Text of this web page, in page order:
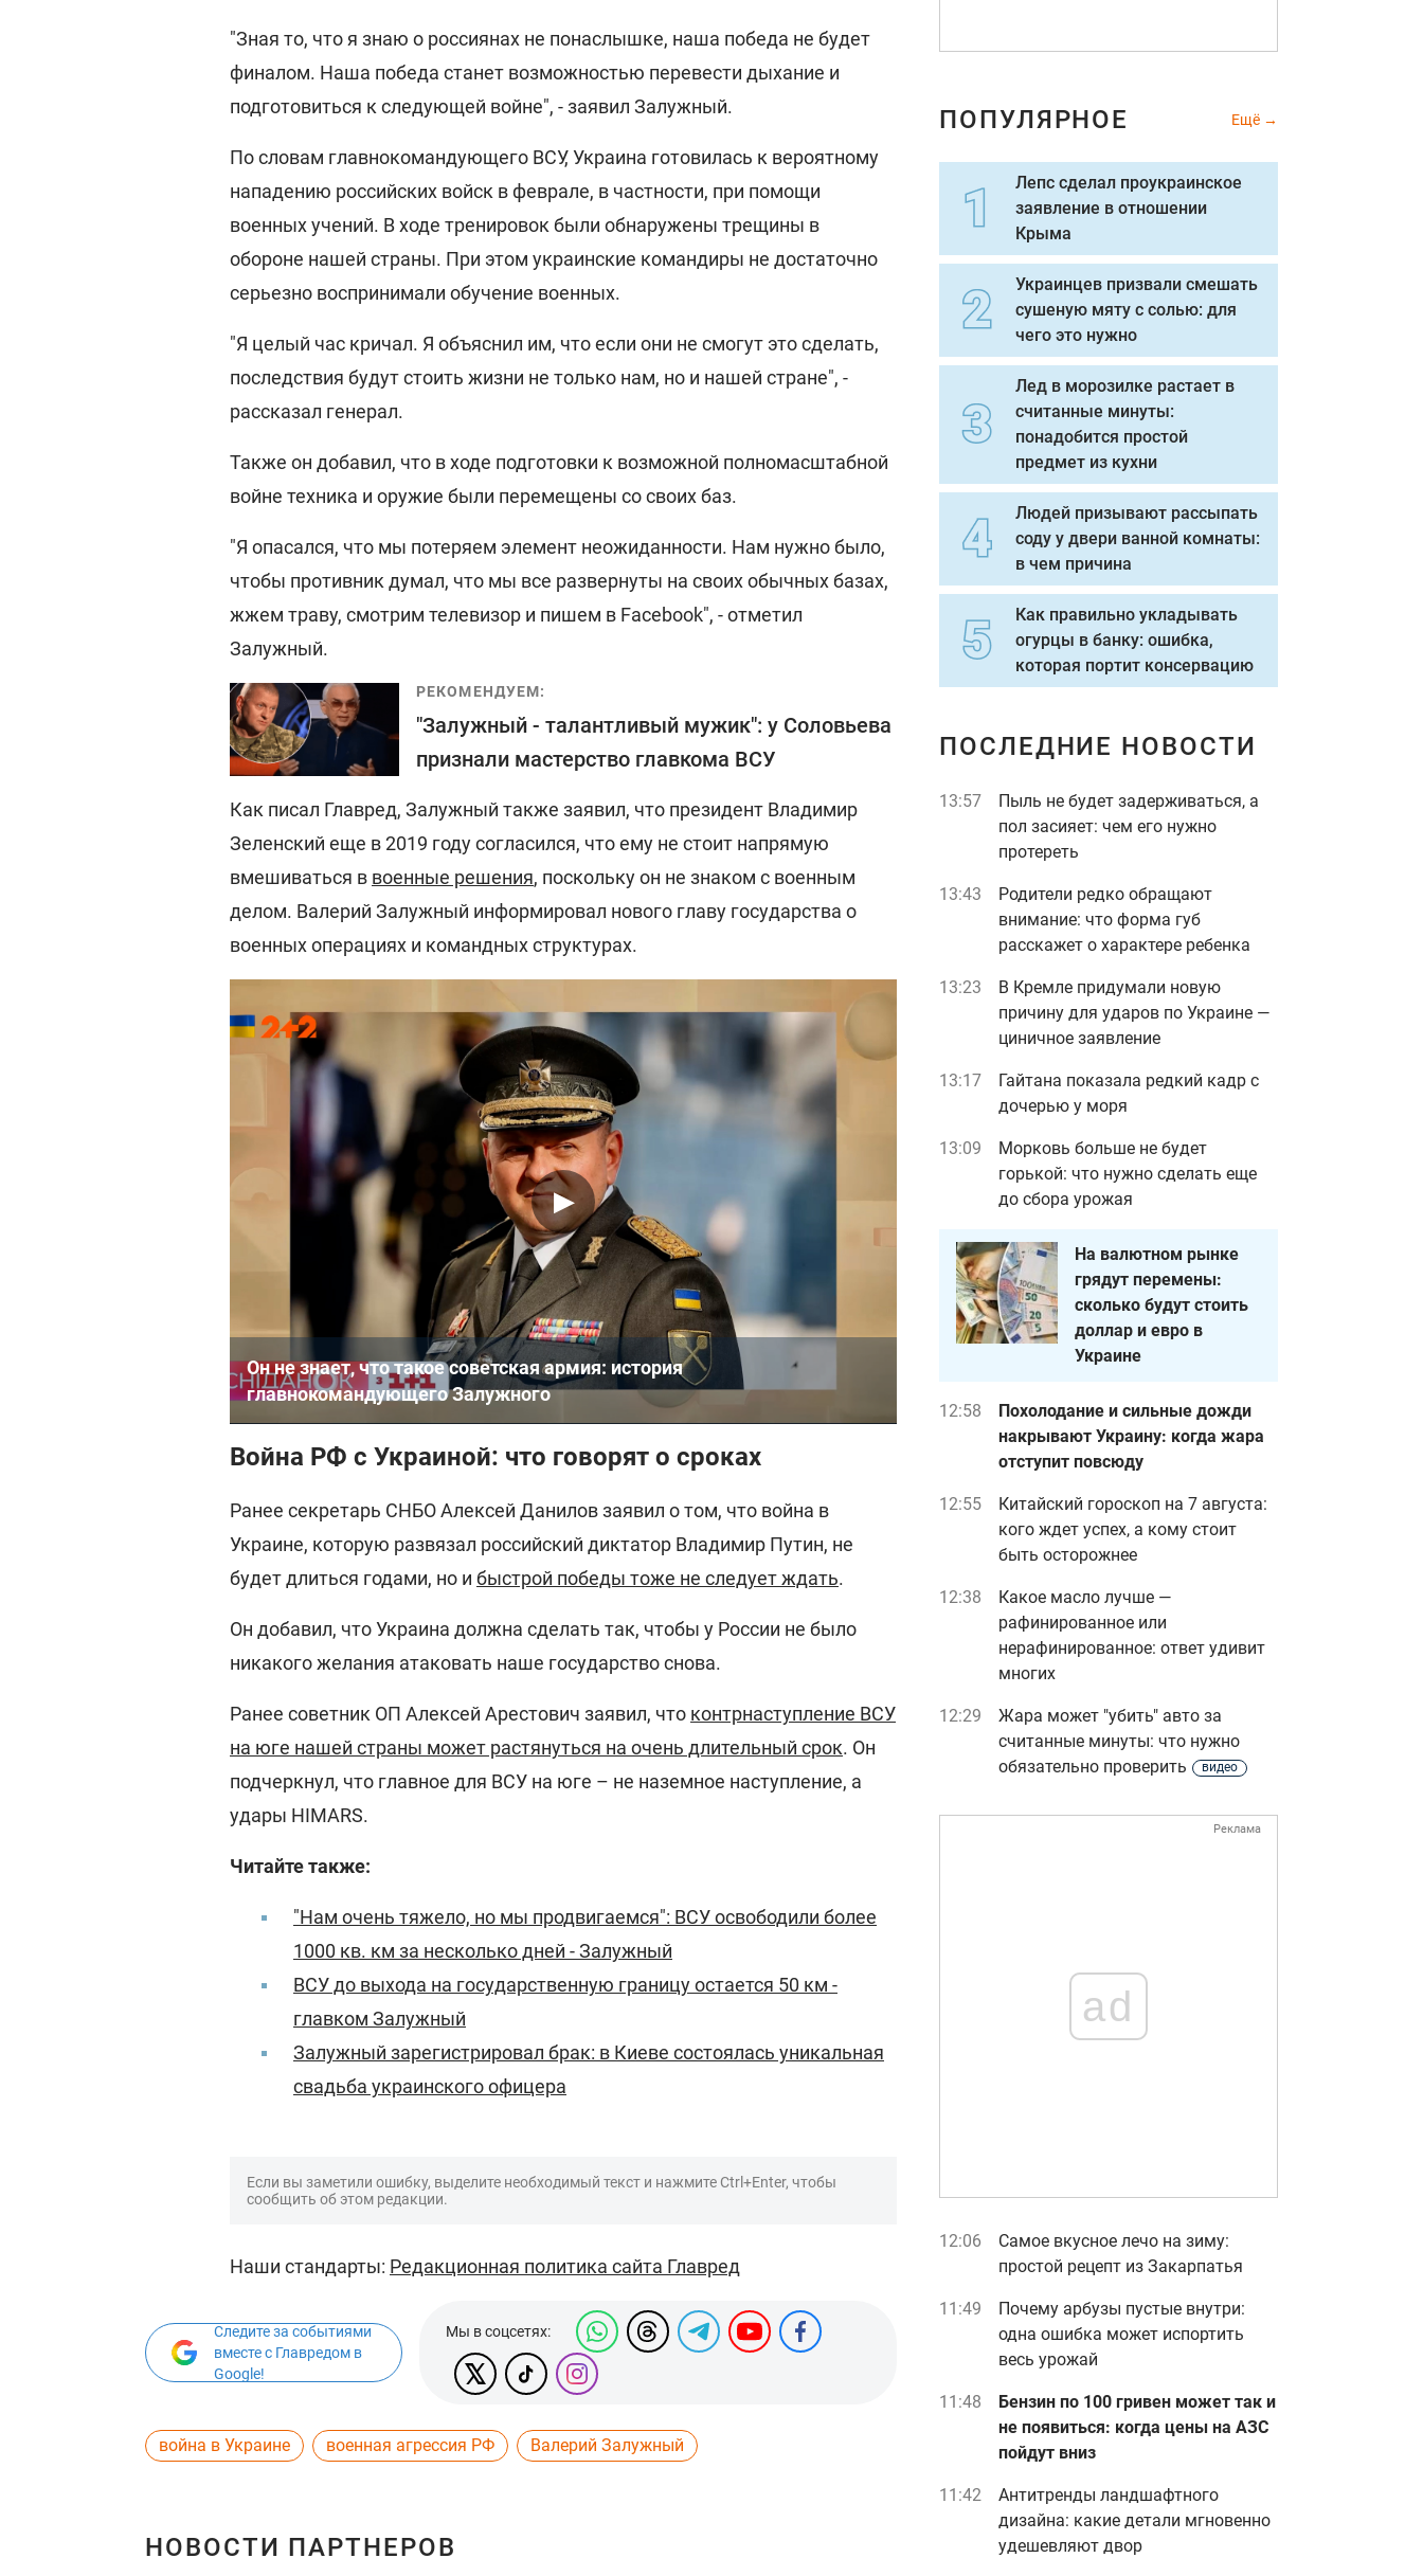
"Зная то, что я знаю о россиянах не понаслышке, наша победа не будет
финалом. Наша победа станет возможностью перевести дыхание и
подготовиться к следующей войне", - заявил Залужный.
По словам главнокомандующего ВСУ, Украина готовилась к вероятному
нападению российских войск в феврале, в частности, при помощи
военных учений. В ходе тренировок были обнаружены трещины в
обороне нашей страны. При этом украинские командиры не достаточно
серьезно воспринимали обучение военных.
"Я целый час кричал. Я объяснил им, что если они не смогут это сделать,
последствия будут стоить жизни не только нам, но и нашей стране", -
рассказал генерал.
Также он добавил, что в ходе подготовки к возможной полномасштабной
войне техника и оружие были перемещены со своих баз.
"Я опасался, что мы потеряем элемент неожиданности. Нам нужно было,
чтобы противник думал, что мы все развернуты на своих обычных базах,
жжем траву, смотрим телевизор и пишем в Facebook", - отметил
Залужный.
РЕКОМЕНДУЕМ:
"Залужный - талантливый мужик": у Соловьева
признали мастерство главкома ВСУ
Как писал Главред, Залужный также заявил, что президент Владимир
Зеленский еще в 2019 году согласился, что ему не стоит напрямую
вмешиваться в военные решения, поскольку он не знаком с военным
делом. Валерий Залужный информировал нового главу государства о
военных операциях и командных структурах.
Он не знает, что такое советская армия: история
главнокомандующего Залужного
Война РФ с Украиной: что говорят о сроках
Ранее секретарь СНБО Алексей Данилов заявил о том, что война в
Украине, которую развязал российский диктатор Владимир Путин, не
будет длиться годами, но и быстрой победы тоже не следует ждать.
Он добавил, что Украина должна сделать так, чтобы у России не было
никакого желания атаковать наше государство снова.
Ранее советник ОП Алексей Арестович заявил, что контрнаступление ВСУ
на юге нашей страны может растянуться на очень длительный срок. Он
подчеркнул, что главное для ВСУ на юге – не наземное наступление, а
удары HIMARS.
Читайте также:
"Нам очень тяжело, но мы продвигаемся": ВСУ освободили более
1000 кв. км за несколько дней - Залужный
ВСУ до выхода на государственную границу остается 50 км -
главком Залужный
Залужный зарегистрировал брак: в Киеве состоялась уникальная
свадьба украинского офицера
Если вы заметили ошибку, выделите необходимый текст и нажмите Ctrl+Enter, чтобы
сообщить об этом редакции.
Наши стандарты: Редакционная политика сайта Главред
Следите за событиями
вместе с Главредом в
Google!
Мы в соцсетях:
война в Украине военная агрессия РФ Валерий Залужный
НОВОСТИ ПАРТНЕРОВ
ПОПУЛЯРНОЕ Ещё
Лепс сделал проукраинское
заявление в отношении
Крыма
Украинцев призвали смешать
сушеную мяту с солью: для
чего это нужно
Лед в морозилке растает в
считанные минуты:
понадобится простой
предмет из кухни
Людей призывают рассыпать
соду у двери ванной комнаты:
в чем причина
Как правильно укладывать
огурцы в банку: ошибка,
которая портит консервацию
ПОСЛЕДНИЕ НОВОСТИ
13:57
Пыль не будет задерживаться, а
пол засияет: чем его нужно
протереть
13:43
Родители редко обращают
внимание: что форма губ
расскажет о характере ребенка
13:23
В Кремле придумали новую
причину для ударов по Украине —
циничное заявление
13:17
Гайтана показала редкий кадр с
дочерью у моря
13:09
Морковь больше не будет
горькой: что нужно сделать еще
до сбора урожая
На валютном рынке
грядут перемены:
сколько будут стоить
доллар и евро в
Украине
12:58
Похолодание и сильные дожди
накрывают Украину: когда жара
отступит повсюду
12:55
Китайский гороскоп на 7 августа:
кого ждет успех, а кому стоит
быть осторожнее
12:38
Какое масло лучше —
рафинированное или
нерафинированное: ответ удивит
многих
12:29
Жара может "убить" авто за
считанные минуты: что нужно
обязательно проверить
видео
Реклама
ad
12:06
Самое вкусное лечо на зиму:
простой рецепт из Закарпатья
11:49
Почему арбузы пустые внутри:
одна ошибка может испортить
весь урожай
11:48
Бензин по 100 гривен может так и
не появиться: когда цены на АЗС
пойдут вниз
11:42
Антитренды ландшафтного
дизайна: какие детали мгновенно
удешевляют двор